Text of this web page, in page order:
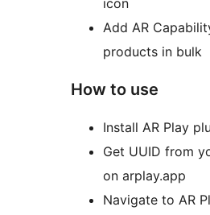
icon
Add AR
products in bulk
How to use
Install AR Play
Get UUID from
on arplay.app
Navigate to AR